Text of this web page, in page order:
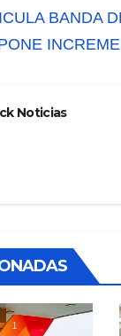
BANDA
Noticias